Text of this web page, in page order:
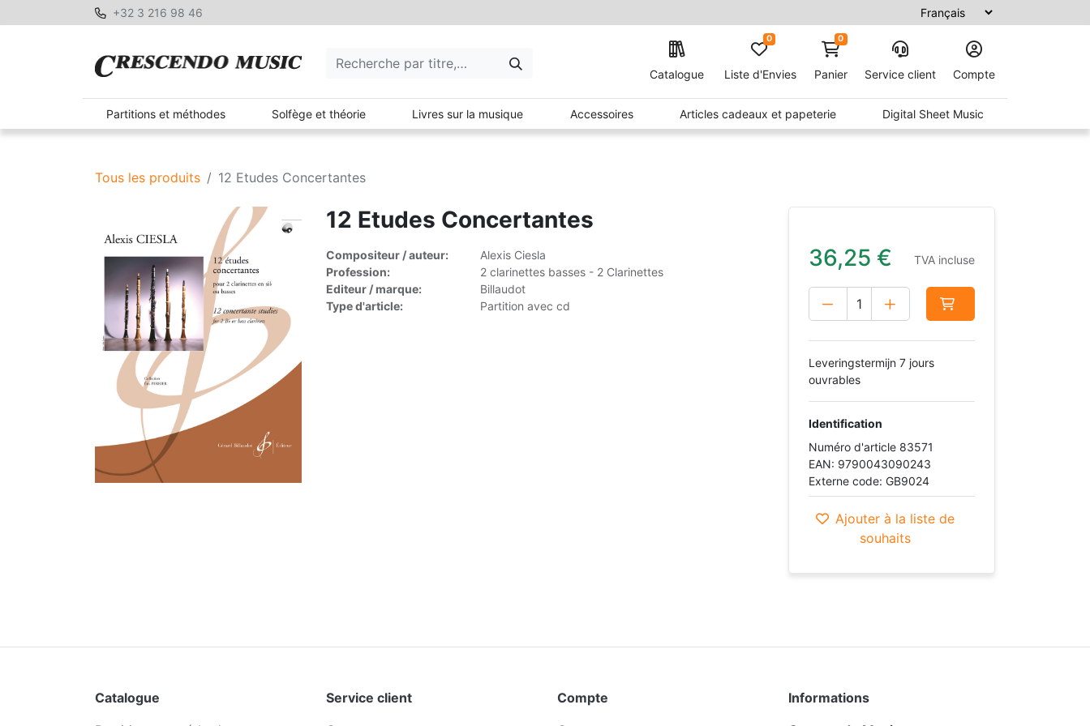
+32 3 216 98 46
Catalogue Liste d'Envies
0 0
Panier Service client Compte
Partitions et méthodes Solfège et théorie Livres sur la musique Accessoires Articles cadeaux et papeterie Digital Sheet Music
Tous les produits 12 Etudes Concertantes
12 Etudes Concertantes
Compositeur / auteur:
Alexis Ciesla
Profession:
2 clarinettes basses - 2 Clarinettes
Editeur / marque:
Billaudot
Type d'article:
Partition avec cd
36,25 € TVA incluse
Leveringstermijn 7 jours
ouvrables
Identification
Numéro d'article 83571
EAN: 9790043090243
Externe code: GB9024
Ajouter à la liste de
souhaits
Catalogue
Service client
Compte
Informations